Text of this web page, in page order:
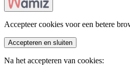
Accepteer cookies voor een betere
Accepteren en sluiten
Na het accepteren van cookies: